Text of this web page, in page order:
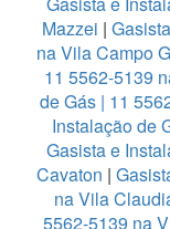
Mazzei |
na Vila Campo
11 5562-5139
de Gás | 11
Instalação de
Gasista e
Cavaton |
na Vila
5562-5139 na